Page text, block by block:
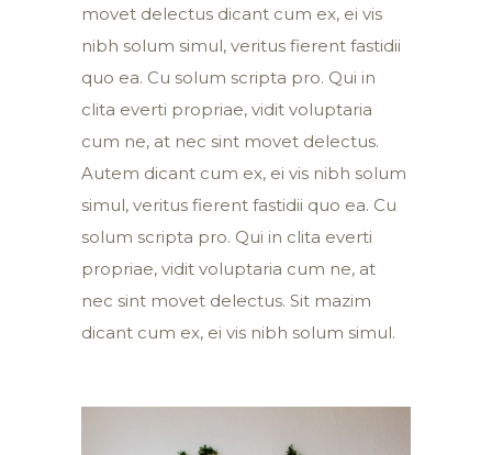
movet delectus dicant cum ex, ei vis
nibh solum simul, veritus fierent fastidii
quo ea. Cu solum scripta pro. Qui in
clita everti propriae, vidit voluptaria
cum ne, at nec sint movet delectus.
Autem dicant cum ex, ei vis nibh solum
simul, veritus fierent fastidii quo ea. Cu
solum scripta pro. Qui in clita everti
propriae, vidit voluptaria cum ne, at
nec sint movet delectus. Sit mazim
dicant cum ex, ei vis nibh solum simul.